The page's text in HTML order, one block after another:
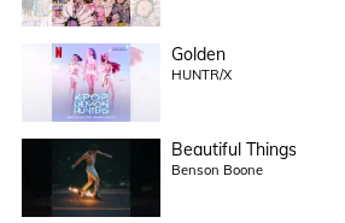
Golden
HUNTR/X
Beautiful Things
Benson Boone